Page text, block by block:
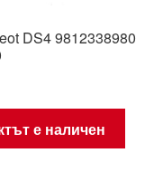
DS4 9812338980
е наличен